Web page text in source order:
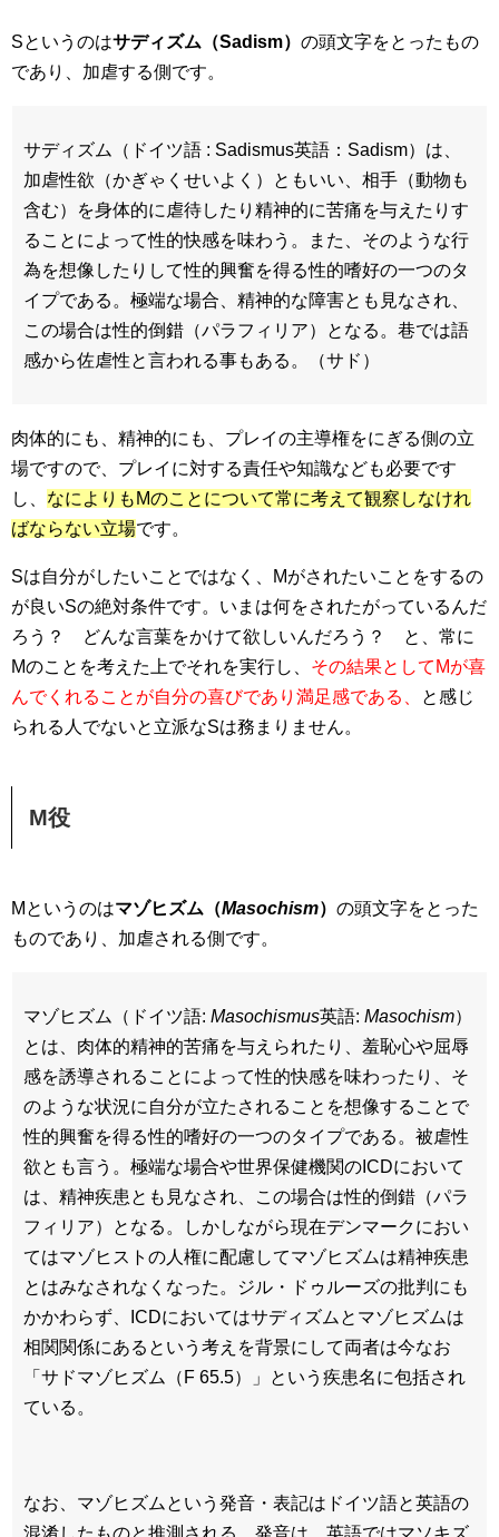
Sというのはサディズム（Sadism） の頭文字をとったもの
であり、加虐する側です。
サディズム（ドイツ語 : Sadismus英語：Sadism）は、
加虐性欲（かぎゃくせいよく）ともいい、相手（動物も
含む）を身体的に虐待したり精神的に苦痛を与えたりす
ることによって性的快感を味わう。また、そのような行
為を想像したりして性的興奮を得る性的嗜好の一つのタ
イプである。極端な場合、精神的な障害とも見なされ、
この場合は性的倒錯（パラフィリア）となる。巷では語
感から佐虐性と言われる事もある。（サド）
肉体的にも、精神的にも、プレイの主導権をにぎる側の立
場ですので、プレイに対する責任や知識なども必要です
し、 なによりもMのことについて常に考えて観察しなけれ
ばならない立場です。
Sは自分がしたいことではなく、Mがされたいことをするの
が良いSの絶対条件です。いまは何をされたがっているんだ
ろう？ どんな言葉をかけて欲しいんだろう？ と、常に
Mのことを考えた上でそれを実行し、 その結果としてMが喜
んでくれることが自分の喜びであり満足感である、
と感じ
られる人でないと立派なSは務まりません。
M役
Mというのはマゾヒズム（Masochism） の頭文字をとった
ものであり、加虐される側です。
マゾヒズム（ドイツ語: Masochismus英語: Masochism）
とは、肉体的精神的苦痛を与えられたり、羞恥心や屈辱
感を誘導されることによって性的快感を味わったり、そ
のような状況に自分が立たされることを想像することで
性的興奮を得る性的嗜好の一つのタイプである。被虐性
欲とも言う。極端な場合や世界保健機関のICDにおいて
は、精神疾患とも見なされ、この場合は性的倒錯（パラ
フィリア）となる。しかしながら現在デンマークにおい
てはマゾヒストの人権に配慮してマゾヒズムは精神疾患
とはみなされなくなった。ジル・ドゥルーズの批判にも
かかわらず、ICDにおいてはサディズムとマゾヒズムは
相関関係にあるという考えを背景にして両者は今なお
「サドマゾヒズム（F 65.5）」という疾患名に包括され
ている。
なお、マゾヒズムという発音・表記はドイツ語と英語の